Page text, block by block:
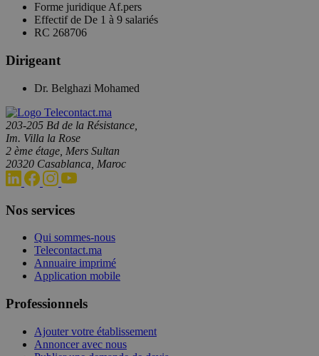
Forme juridique Af.pers
Effectif de De 1 à 9 salariés
RC 268706
Dirigeant
Dr. Belghazi Mohamed
203-205 Bd de la Résistance,
Im. Villa la Rose
2 ème étage, Mers Sultan
20320 Casablanca, Maroc
Nos services
Qui sommes-nous
Telecontact.ma
Annuaire imprimé
Application mobile
Professionnels
Ajouter votre établissement
Annoncer avec nous